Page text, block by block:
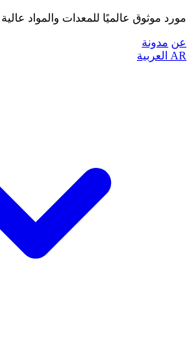
مورد موثوق عالميًا للمعدات والمواد
عن مدونة
AR العربية